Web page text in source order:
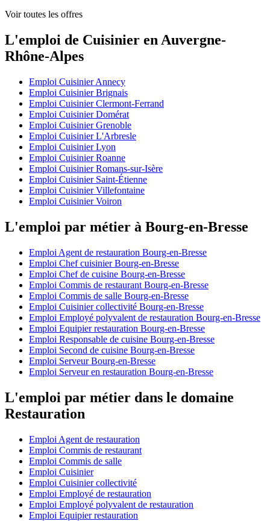
Voir toutes les offres
L'emploi de Cuisinier en Auvergne-
Rhône-Alpes
Emploi Cuisinier Annecy
Emploi Cuisinier Brignais
Emploi Cuisinier Clermont-Ferrand
Emploi Cuisinier Domérat
Emploi Cuisinier Grenoble
Emploi Cuisinier L'Arbresle
Emploi Cuisinier Lyon
Emploi Cuisinier Roanne
Emploi Cuisinier Romans-sur-Isère
Emploi Cuisinier Saint-Étienne
Emploi Cuisinier Villefontaine
Emploi Cuisinier Voiron
L'emploi par métier à Bourg-en-Bresse
Emploi Agent de restauration Bourg-en-Bresse
Emploi Chef cuisinier Bourg-en-Bresse
Emploi Chef de cuisine Bourg-en-Bresse
Emploi Commis de restaurant Bourg-en-Bresse
Emploi Commis de salle Bourg-en-Bresse
Emploi Cuisinier collectivité Bourg-en-Bresse
Emploi Employé polyvalent de restauration Bourg-en-Bresse
Emploi Equipier restauration Bourg-en-Bresse
Emploi Responsable de cuisine Bourg-en-Bresse
Emploi Second de cuisine Bourg-en-Bresse
Emploi Serveur Bourg-en-Bresse
Emploi Serveur en restauration Bourg-en-Bresse
L'emploi par métier dans le domaine
Restauration
Emploi Agent de restauration
Emploi Commis de restaurant
Emploi Commis de salle
Emploi Cuisinier
Emploi Cuisinier collectivité
Emploi Employé de restauration
Emploi Employé polyvalent de restauration
Emploi Equipier restauration